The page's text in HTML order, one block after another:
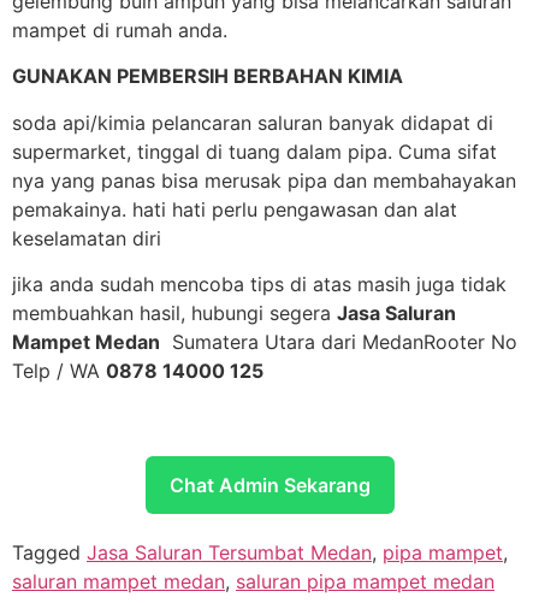
mampet di rumah anda.
GUNAKAN PEMBERSIH BERBAHAN KIMIA
soda api/kimia pelancaran saluran banyak didapat di
supermarket, tinggal di tuang dalam pipa. Cuma sifat
nya yang panas bisa merusak pipa dan membahayakan
pemakainya. hati hati perlu pengawasan dan alat
keselamatan diri
jika anda sudah mencoba tips di atas masih juga tidak
membuahkan hasil, hubungi segera Jasa Saluran
Mampet Medan Sumatera Utara dari MedanRooter No
Telp / WA 0878 14000 125
Chat Admin Sekarang
Tagged Jasa Saluran Tersumbat Medan, pipa mampet,
saluran mampet medan, saluran pipa mampet medan